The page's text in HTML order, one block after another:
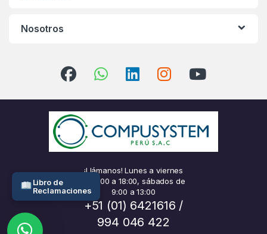
Nosotros
¡Llámanos! Lunes a viernes
de 9:00 a 18:00, sábados de
9:00 a 13:00
+51 (01) 6421616 /
994 046 422
Libro de
Reclamaciones